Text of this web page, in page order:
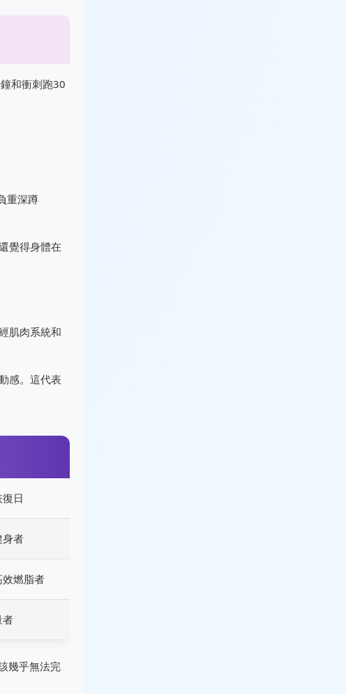
和衝刺跑30
重深蹲
覺得身體在
肌肉系統和
感。這代表
日
身者
燃脂者
者
幾乎無法完